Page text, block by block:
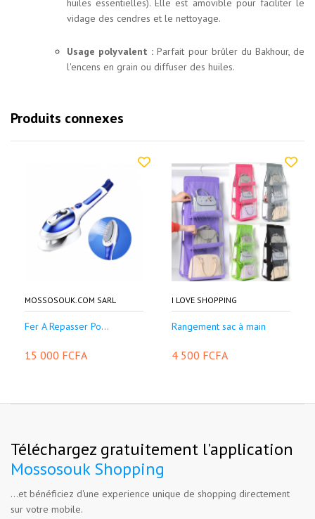
huiles essentielles). Elle est amovible pour faciliter le
vidage des cendres et le nettoyage.
Usage polyvalent : Parfait pour brûler du Bakhour, de
l'encens en grain ou diffuser des huiles.
Produits connexes
MOSSOSOUK.COM SARL
Fer A Repasser Po...
15 000 FCFA
I LOVE SHOPPING
Rangement sac à main
4 500 FCFA
Téléchargez gratuitement l'application
Mossosouk Shopping
...et bénéficiez d'une experience unique de shopping directement
sur votre mobile.